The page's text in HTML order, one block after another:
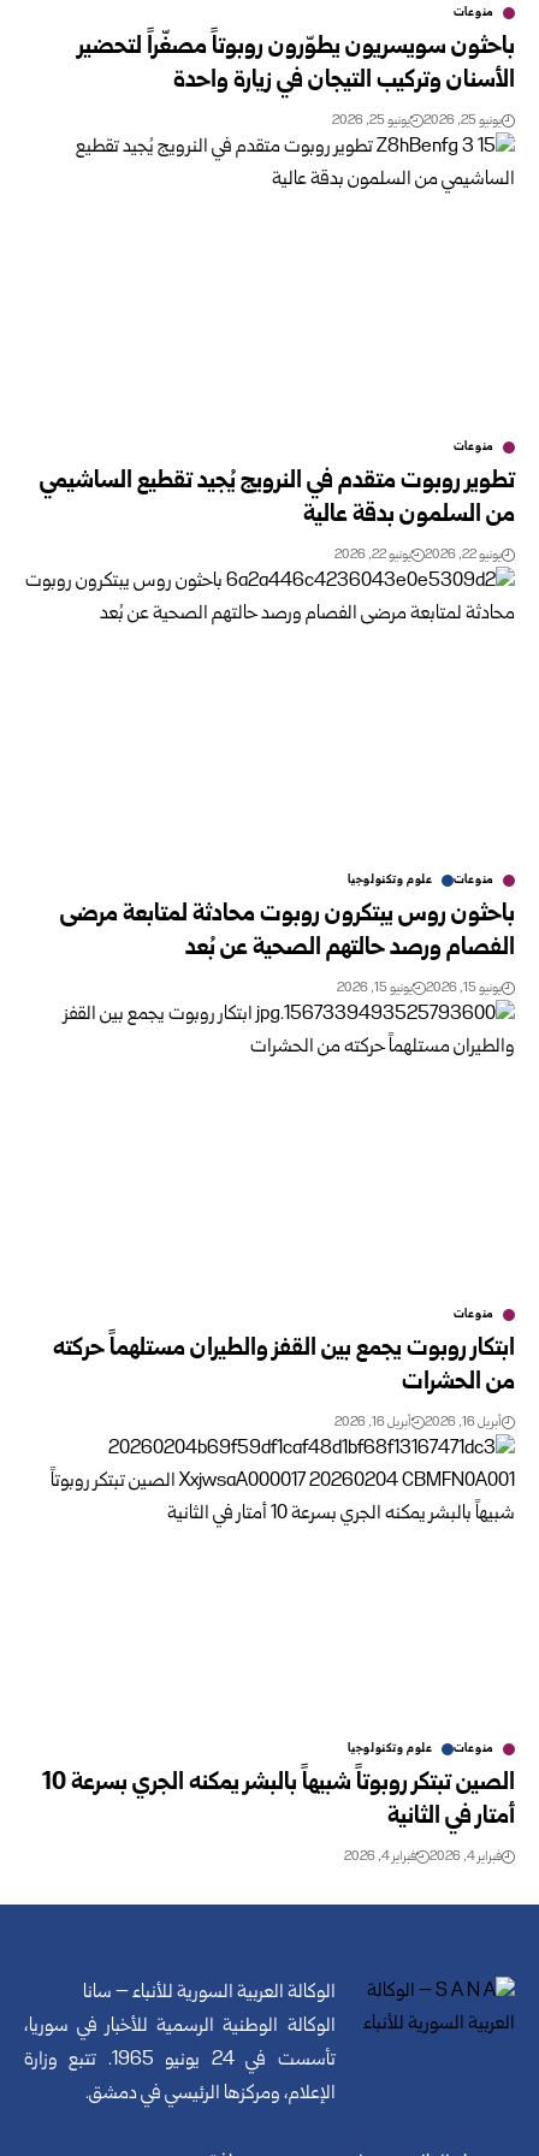
منوعات
باحثون سويسريون يطوّرون روبوتاً مصغّراً لتحضير
الأسنان وتركيب التيجان في زيارة واحدة
يونيو 25, 2026 يونيو 25, 2026
منوعات
تطوير روبوت متقدم في النرويج يُجيد تقطيع الساشيمي
من السلمون بدقة عالية
يونيو 22, 2026 يونيو 22, 2026
منوعات علوم وتكنولوجيا
باحثون روس يبتكرون روبوت محادثة لمتابعة مرضى
الفصام ورصد حالتهم الصحية عن بُعد
يونيو 15, 2026 يونيو 15, 2026
منوعات
ابتكار روبوت يجمع بين القفز والطيران مستلهماً حركته
من الحشرات
أبريل 16, 2026 أبريل 16, 2026
منوعات علوم وتكنولوجيا
الصين تبتكر روبوتاً شبيهاً بالبشر يمكنه الجري بسرعة 10
أمتار في الثانية
فبراير 4, 2026 فبراير 4, 2026
الوكالة العربية السورية للأنباء – سانا
الوكالة الوطنية الرسمية للأخبار في سوريا،
تأسست في 24 يونيو 1965. تتبع وزارة
الإعلام، ومركزها الرئيسي في دمشق.